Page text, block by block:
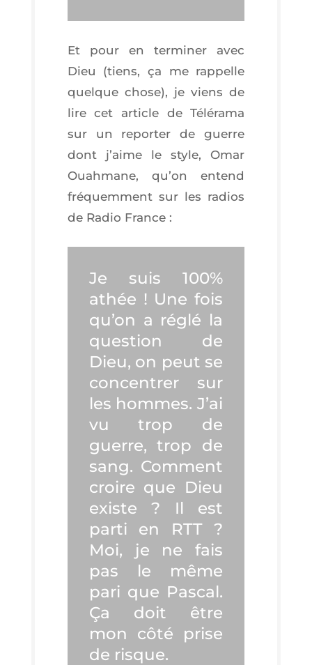
Et pour en ter­mi­ner avec
Dieu (tiens, ça me rap­pelle
quelque chose), je viens de
lire cet article de Télé­ra­ma
sur un repor­ter de guerre
dont j’aime le style, Omar
Ouah­mane, qu’on entend
fré­quem­ment sur les radios
de Radio France :
Je suis 100%
athée ! Une fois
qu’on a réglé la
ques­tion de
Dieu, on peut se
concen­trer sur
les hommes. J’ai
vu trop de
guerre, trop de
sang. Com­ment
croire que Dieu
existe ? Il est
par­ti en RTT ?
Moi, je ne fais
pas le même
pari que Pas­cal.
Ça doit être
mon côté prise
de risque.